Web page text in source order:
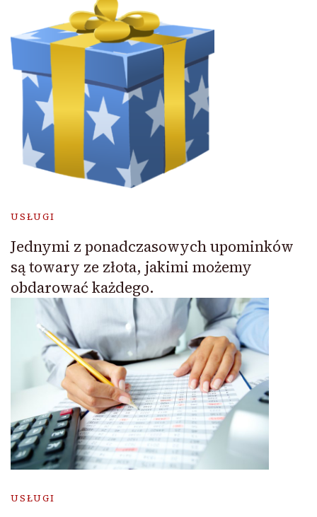
USŁUGI
Jednymi z ponadczasowych upominków
są towary ze złota, jakimi możemy
obdarować każdego.
USŁUGI